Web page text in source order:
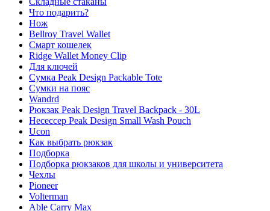
Что подарить?
Нож
Bellroy Travel Wallet
Смарт кошелек
Ridge Wallet Money Clip
Для ключей
Сумка Peak Design Packable Tote
Сумки на пояс
Wandrd
Рюкзак Peak Design Travel Backpack - 30L
Несессер Peak Design Small Wash Pouch
Ucon
Как выбрать рюкзак
Подборка
Подборка рюкзаков для школы и университета
Чехлы
Pioneer
Volterman
Able Carry Max